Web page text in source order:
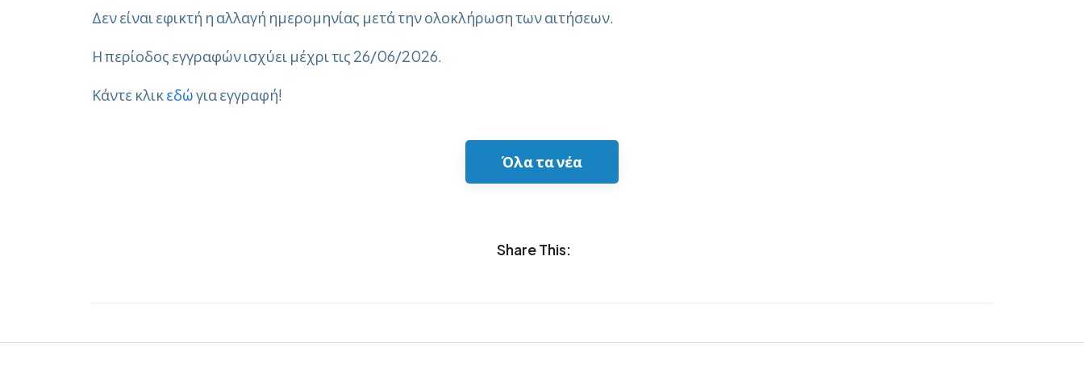
Δεν είναι εφικτή η αλλαγή ημερομηνίας μετά την ολοκλήρωση των αιτήσεων.
Η περίοδος εγγραφών ισχύει μέχρι τις 26/06/2026.
Κάντε κλικ εδώγια εγγραφή!
Όλα τα νέα
Share This: